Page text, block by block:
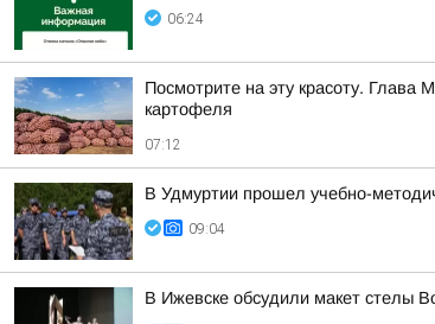
06:24
Посмотрите на эту красоту. Глава
картофеля
07:12
В Удмуртии прошел учебно-
09:04
В Ижевске обсудили макет стелы